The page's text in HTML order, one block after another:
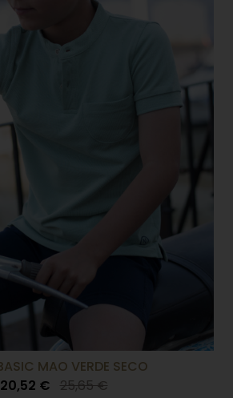
MAO VERDE SECO
20,52 € 25,65 €